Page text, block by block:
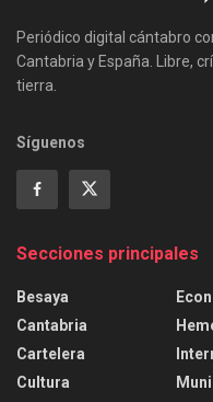
Periódico digital cántabro
Cantabria y España. Libre,
tierra.
Síguenos
Secciones principales
Besaya
Cantabria
Cartelera
Cultura